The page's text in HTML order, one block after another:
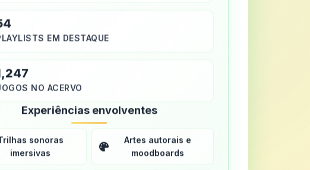
EM DESTAQUE
JOGOS NO ACERVO
Experiências envolventes
sonoras
imersivas
Artes autorais e
moodboards